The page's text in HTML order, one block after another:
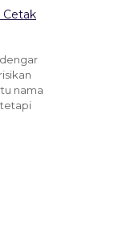
Cetak
nama